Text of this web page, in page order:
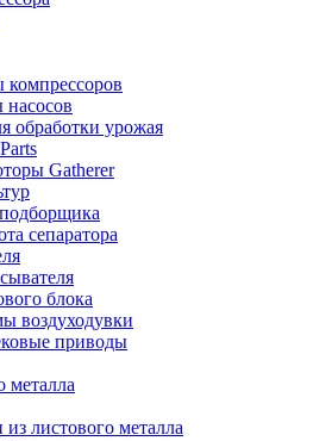
обработки урожая
Gatherer
сепаратора
блока
воздуходувки
приводы
металла
из листового металла